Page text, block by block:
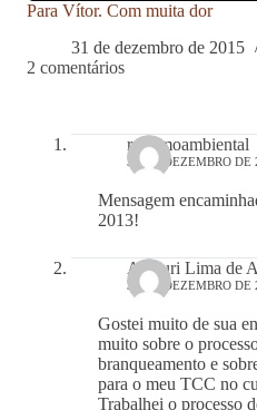
Para Vítor. Com muita dor
31 de dezembro de 2015
2 comentários
racismoambiental
31 DE DEZEMBRO DE
Mensagem
2013!
Amauri Lima de
31 DE DEZEMBRO DE
Gostei muito de sua
muito sobre o
branqueamento e
para o meu TCC no
Trabalhei o processo